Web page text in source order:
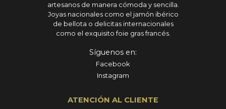
artesanos de manera cómoda y sencilla.
Joyas nacionales como el jamón ibérico
de bellota o delicitas internacionales
como el exquisito foie gras francés.
Síguenos en:
Facebook
Instagram
ATENCIÓN AL CLIENTE